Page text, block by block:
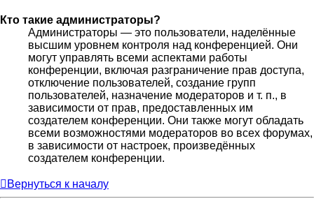
Кто такие администраторы?
Администраторы — это пользователи, наделённые
высшим уровнем контроля над конференцией. Они
могут управлять всеми аспектами работы
конференции, включая разграничение прав доступа,
отключение пользователей, создание групп
пользователей, назначение модераторов и т. п., в
зависимости от прав, предоставленных им
создателем конференции. Они также могут обладать
всеми возможностями модераторов во всех форумах,
в зависимости от настроек, произведённых
создателем конференции.
Вернуться к началу